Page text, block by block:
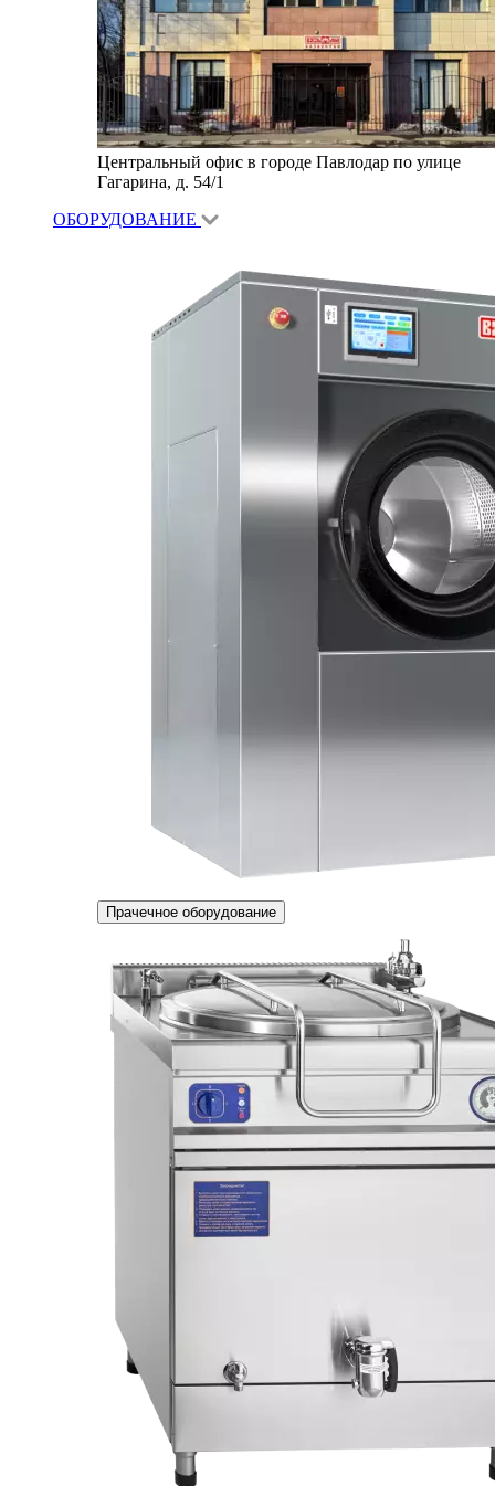
Центральный офис в городе Павлодар по улице
Гагарина, д. 54/1
ОБОРУДОВАНИЕ
Прачечное оборудование